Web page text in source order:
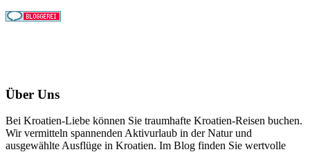
Über Uns
Bei Kroatien-Liebe können Sie traumhafte Kroatien-Reisen buchen.
Wir vermitteln spannenden Aktivurlaub in der Natur und
ausgewählte Ausflüge in Kroatien. Im Blog finden Sie wertvolle